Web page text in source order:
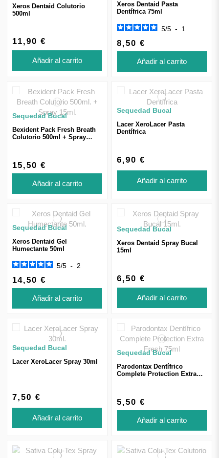
Xeros Dentaid Colutorio
500ml
11,90 €
Añadir al carrito
Xeros Dentaid Pasta
Dentífrica 75ml
5/5 - 1
8,50 €
Añadir al carrito
Sequedad Bucal
Bexident Pack Fresh Breath
Colutorio 500ml + Spray
15,50 €
Añadir al carrito
Sequedad Bucal
Lacer XeroLacer Pasta
Dentífrica
6,90 €
Añadir al carrito
Sequedad Bucal
Xeros Dentaid Gel
Humectante 50ml
5/5 - 2
14,50 €
Añadir al carrito
Sequedad Bucal
Xeros Dentaid Spray Bucal
15ml
6,50 €
Añadir al carrito
Sequedad Bucal
Lacer XeroLacer Spray 30ml
7,50 €
Añadir al carrito
Sequedad Bucal
Parodontax Dentífrico
Complete Protection Extra
5,50 €
Añadir al carrito